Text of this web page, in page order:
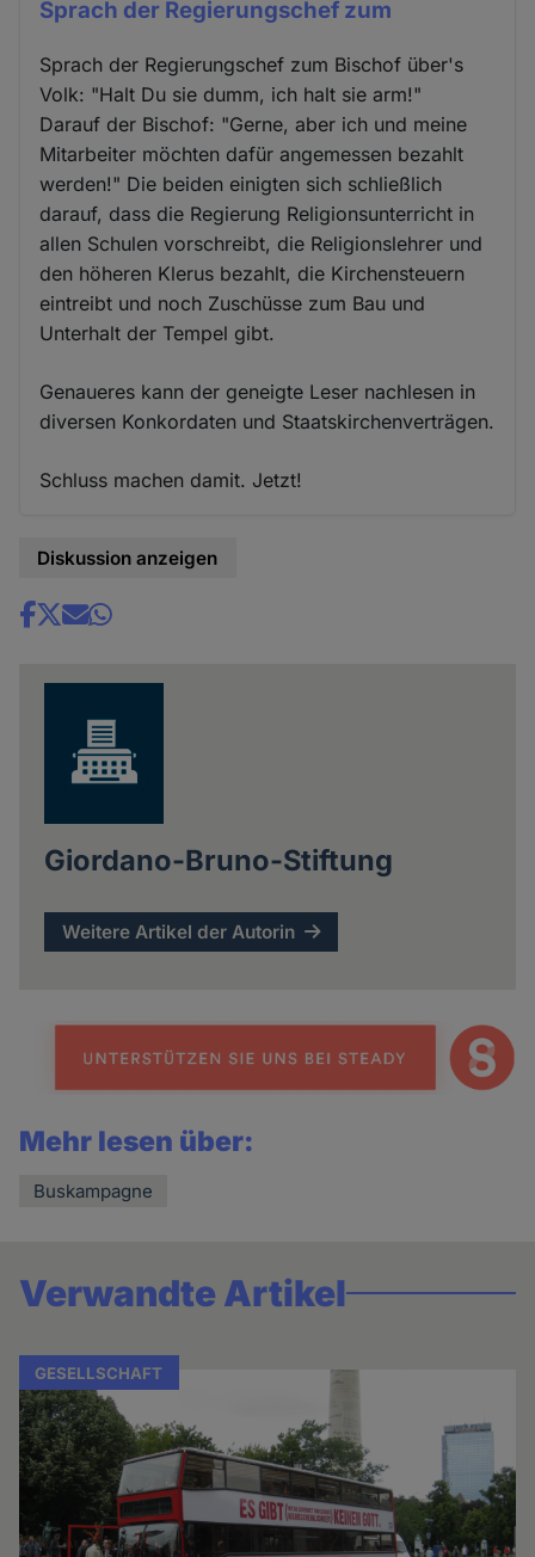
Sprach der Regierungschef zum
Sprach der Regierungschef zum Bischof über's
Volk: "Halt Du sie dumm, ich halt sie arm!"
Darauf der Bischof: "Gerne, aber ich und meine
Mitarbeiter möchten dafür angemessen bezahlt
werden!" Die beiden einigten sich schließlich
darauf, dass die Regierung Religionsunterricht in
allen Schulen vorschreibt, die Religionslehrer und
den höheren Klerus bezahlt, die Kirchensteuern
eintreibt und noch Zuschüsse zum Bau und
Unterhalt der Tempel gibt.
Genaueres kann der geneigte Leser nachlesen in
diversen Konkordaten und Staatskirchenverträgen.
Schluss machen damit. Jetzt!
Diskussion anzeigen
Share
Giordano-Bruno-Stiftung
Weitere Artikel der Autorin
Mehr lesen über:
Buskampagne
Verwandte Artikel
GESELLSCHAFT